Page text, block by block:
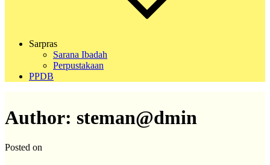
Sarpras
Sarana Ibadah
Perpustakaan
PPDB
Author: steman@dmin
Posted on